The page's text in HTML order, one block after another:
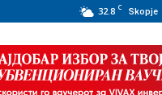
32.8 C Skopje